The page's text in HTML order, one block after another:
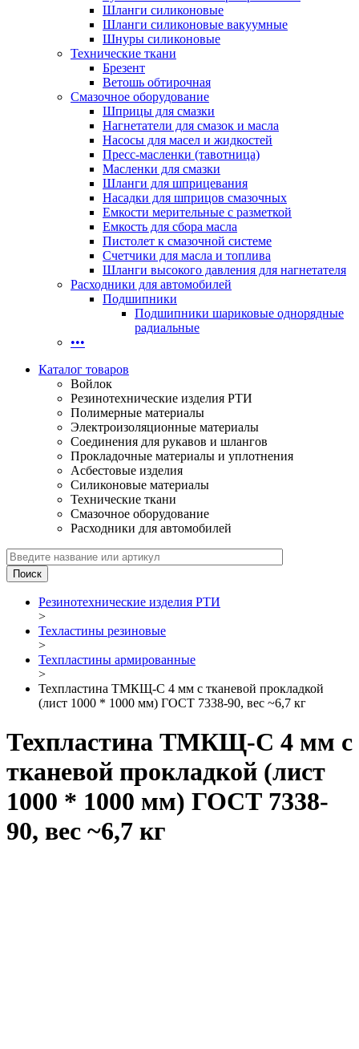
Шланги силиконовые
Шланги силиконовые вакуумные
Шнуры силиконовые
Технические ткани
Брезент
Ветошь обтирочная
Смазочное оборудование
Шприцы для смазки
Нагнетатели для смазок и масла
Насосы для масел и жидкостей
Пресс-масленки (тавотница)
Масленки для смазки
Шланги для шприцевания
Насадки для шприцов смазочных
Емкости мерительные с разметкой
Емкость для сбора масла
Пистолет к смазочной системе
Счетчики для масла и топлива
Шланги высокого давления для нагнетателя
Расходники для автомобилей
Подшипники
Подшипники шариковые однорядные
радиальные
•••
Каталог товаров
Войлок
Резинотехнические изделия РТИ
Полимерные материалы
Электроизоляционные материалы
Соединения для рукавов и шлангов
Прокладочные материалы и уплотнения
Асбестовые изделия
Силиконовые материалы
Технические ткани
Смазочное оборудование
Расходники для автомобилей
Резинотехнические изделия РТИ
>
Техластины резиновые
>
Техпластины армированные
>
Техпластина ТМКЩ-C 4 мм с тканевой прокладкой
(лист 1000 * 1000 мм) ГОСТ 7338-90, вес ~6,7 кг
Техпластина ТМКЩ-C 4 мм с
тканевой прокладкой (лист
1000 * 1000 мм) ГОСТ 7338-
90, вес ~6,7 кг